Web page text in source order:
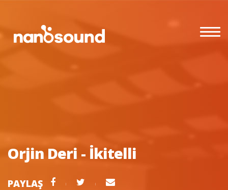
Orjin Deri - İkitelli
PAYLAŞ